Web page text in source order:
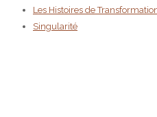
Les Histoires de
Singularité